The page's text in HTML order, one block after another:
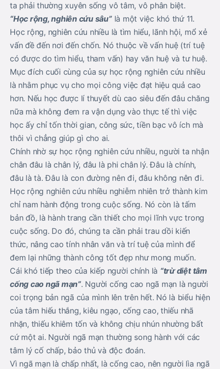
ta phải thường xuyên sống vô tâm, vô phân biệt.
“Học rộng, nghiên cứu sâu”là một việc khó thứ 11.
Học rộng, nghiên cứu nhiều là tìm hiểu, lãnh hội, mổ xẻ
vấn đề đến nơi đến chốn. Nó thuộc về vấn huệ (trí tuệ
có được do tìm hiểu, tham vấn) hay văn huệ và tư huệ.
Mục đích cuối cùng của sự học rộng nghiên cứu nhiều
là nhằm phục vụ cho mọi công việc đạt hiệu quả cao
hơn. Nếu học được lí thuyết dù cao siêu đến đâu chăng
nữa mà không đem ra vận dụng vào thực tế thì việc
học ấy chỉ tốn thời gian, công sức, tiền bạc vô ích mà
thôi vì chẳng giúp gì cho ai.
Chính nhờ sự học rộng nghiên cứu nhiều, người ta nhận
chân đâu là chân lý, đâu là phi chân lý. Đâu là chính,
đâu là tà. Đâu là con đường nên đi, đâu không nên đi.
Học rộng nghiên cứu nhiều nghiễm nhiên trở thành kim
chỉ nam hành động trong cuộc sống. Nó còn là tấm
bản đồ, là hành trang cần thiết cho mọi lĩnh vực trong
cuộc sống. Do đó, chúng ta cần phải trau dồi kiến
thức, nâng cao tính nhân văn và trí tuệ của mình để
đem lại những thành công tốt đẹp như mong muốn.
Cái khó tiếp theo của kiếp người chính là “trừ diệt tâm
cống cao ngã mạn”. Người cống cao ngã mạn là người
coi trọng bản ngã của mình lên trên hết. Nó là biểu hiện
của tâm hiếu thắng, kiêu ngạo, cống cao, thiếu nhã
nhặn, thiếu khiêm tốn và không chịu nhún nhường bất
cứ một ai. Người ngã mạn thường song hành với các
tâm lý cố chấp, bảo thủ và độc đoán.
Vì ngã mạn là chấp nhất, là cống cao, nên người lìa ngã